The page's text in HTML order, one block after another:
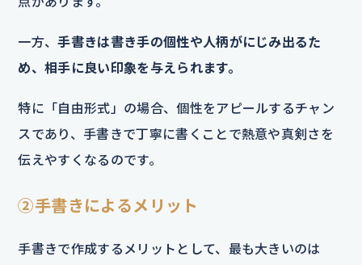
一方、手書きは書き手の個性や人柄がにじみ出るた
め、相手に良い印象を与えられます。
特に「自由形式」の場合、個性をアピールするチャン
スであり、手書きで丁寧に書くことで熱意や真剣さを
伝えやすくなるのです。
②手書きによるメリット
手書きで作成するメリットとして、最も大きいのは